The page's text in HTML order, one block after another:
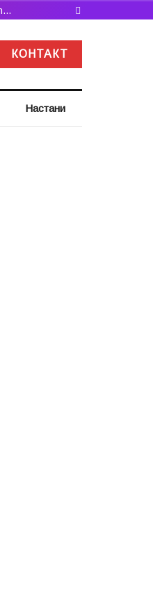
КОНТАКТ
Настани